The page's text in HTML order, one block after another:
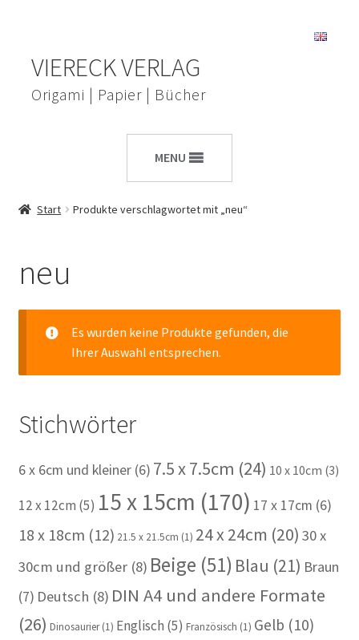
Navigation
springen
Inhalt
springen
VIERECK VERLAG
Origami | Papier | Bücher
MENU
Start Produkte verschlagwortet mit „neu“
neu
Es wurden keine Produkte gefunden, die
Ihrer Auswahl entsprechen.
Stichwörter
6 x 6cm und kleiner(6) 7.5 x 7.5cm (24) 10 x 10cm (3)
12 x 12cm (5) 15 x 15cm (170) 17 x 17cm (6)
18 x 18cm (12) 21.5 x 21.5cm (1) 24 x 24cm (20) 30 x
30cm und größer(8) Beige (51) Blau (21) Braun
(7) Deutsch (8) DIN A4 und andere Formate
(26) Dinosaurier(1) Englisch (5) Französisch (1) Gelb (10)